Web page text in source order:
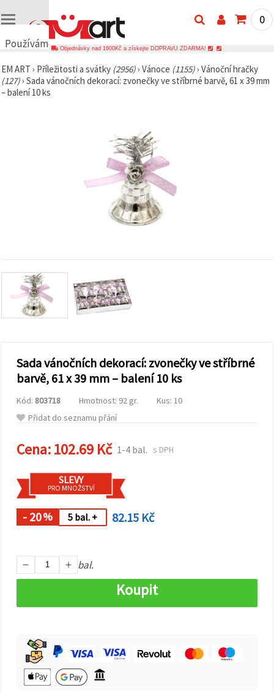
Používáme
🍪
Používáme
cookies a
zobrazovali
obsah a
reklamu, a
to i s
pomocí
našich
marketing.
Můžete
souhlasit s
všech
cookies
kliknutím
vše!" Nebo
uvést své
preference v
Nastavení
výběrem
daného
"Uložit"
vše
0
Objednávky nad 1600Kč a získejte DOPRAVU ZDARMA!
EM ART › Příležitosti a svátky (2956)› Vánoce (1155)› Vánoční hračky
(127)› Sada vánočních dekorací: zvonečky ve stříbrné barvě, 61 x 39 mm
– balení 10 ks
Sada vánočních dekorací: zvonečky ve stříbrné
barvě, 61 x 39 mm – balení 10 ks
Kód: 803718 Hmotnost: 92 gr.
Kus: 10
Přidat do seznamu přání
Cena:102.69 Kč 1-4 bal. s DPH
SLEVY
PRO MNOŽSTVÍ
- 20% 5 bal. + 82.15 Kč
bal.
Koupit